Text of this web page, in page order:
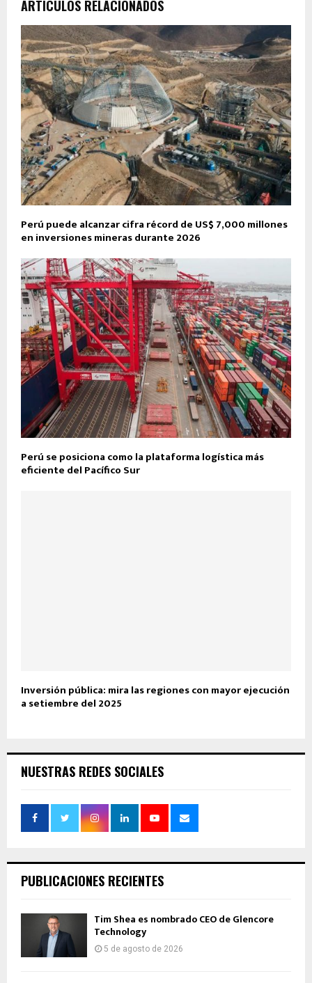
ARTÍCULOS RELACIONADOS
Perú puede alcanzar cifra récord de US$ 7,000 millones
en inversiones mineras durante 2026
Perú se posiciona como la plataforma logística más
eficiente del Pacífico Sur
Inversión pública: mira las regiones con mayor ejecución
a setiembre del 2025
NUESTRAS REDES SOCIALES
PUBLICACIONES RECIENTES
Tim Shea es nombrado CEO de Glencore
Technology
5 de agosto de 2026